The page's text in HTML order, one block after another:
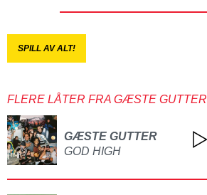
SPILL AV ALT!
FLERE LÅTER FRA GÆSTE GUTTER
GÆSTE GUTTER
GOD HIGH